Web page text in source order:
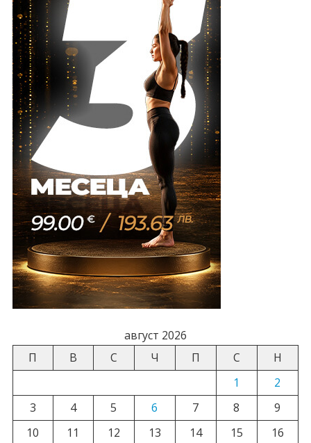
август 2026
П
В С Ч П С
Н
1
2
3
4 5 6 7 8
9
10
11 12 13 14 15
16